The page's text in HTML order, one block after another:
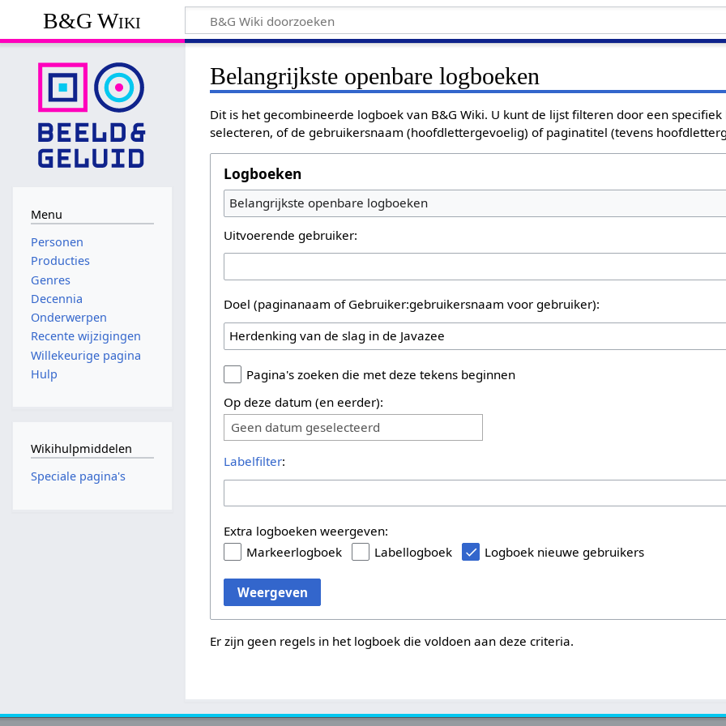
B&G Wiki
Belangrijkste openbare logboeken
Dit is het gecombineerde logboek van B&G Wiki. U kunt de lijst filteren door een
selecteren, of de gebruikersnaam (hoofdlettergevoelig) of paginatitel (tevens
Logboeken
Belangrijkste openbare logboeken
Uitvoerende gebruiker:
Doel (paginanaam of Gebruiker:gebruikersnaam voor gebruiker):
Pagina's zoeken die met deze tekens beginnen
Op deze datum (en eerder):
Geen datum geselecteerd
Labelfilter:
Extra logboeken weergeven:
Markeerlogboek
Labellogboek Logboek nieuwe gebruikers
Weergeven
Er zijn geen regels in het logboek die voldoen aan deze criteria.
Menu
Personen
Producties
Genres
Decennia
Onderwerpen
Recente wijzigingen
Willekeurige pagina
Hulp
Wikihulpmiddelen
Speciale pagina's